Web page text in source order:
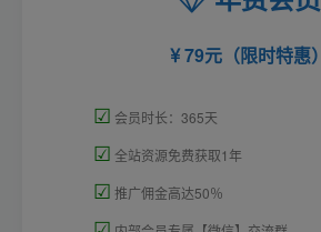
79元（限时特惠）
☑ 会员时长：365天
☑ 全站资源免费获取1年
☑ 推广佣金高达50％